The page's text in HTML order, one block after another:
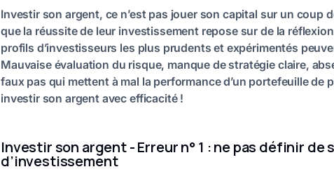
Investir son argent, ce n’est pas jouer son capital sur un coup
que la réussite de leur investissement repose sur de la
profils d’investisseurs les plus prudents et expérimentés
Mauvaise évaluation du risque, manque de stratégie claire,
faux pas qui mettent à mal la performance d’un portefeuille de
investir son argent avec efficacité !
Investir son argent - Erreur n° 1 : ne pas définir
d’investissement